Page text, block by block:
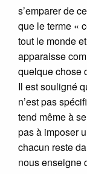
s’emparer de
que le terme «
tout le monde
apparaisse
quelque chose
Il est souligné
n’est pas
tend même à
pas à imposer
chacun reste
nous enseigne